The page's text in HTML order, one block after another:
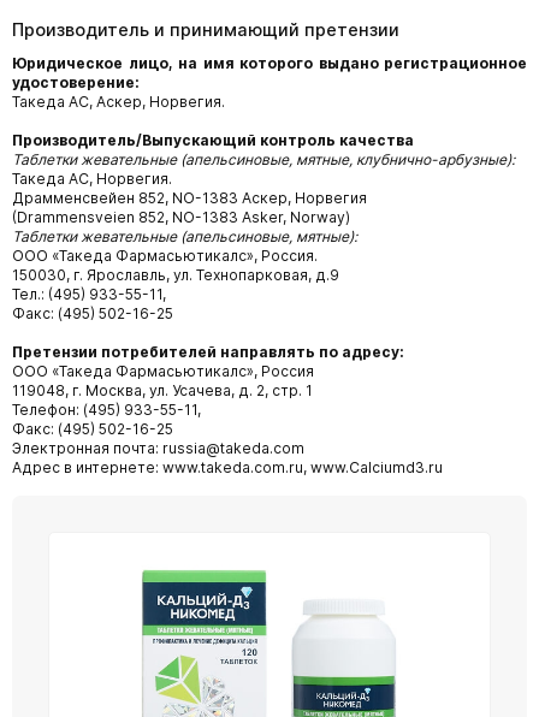
Производитель и принимающий претензии
Юридическое лицо, на имя которого выдано регистрационное
удостоверение:
Такеда АС, Аскер, Норвегия.
Производитель/Выпускающий контроль качества
Таблетки жевательные (апельсиновые, мятные, клубнично-арбузные):
Такеда АС, Норвегия.
Драмменсвейен 852, NO-1383 Аскер, Норвегия
(Drammensveien 852, NO-1383 Asker, Norway)
Таблетки жевательные (апельсиновые, мятные):
ООО «Такеда Фармасьютикалс», Россия.
150030, г. Ярославль, ул. Технопарковая, д.9
Тел.: (495) 933-55-11,
Факс: (495) 502-16-25
Претензии потребителей направлять по адресу:
ООО «Такеда Фармасьютикалс», Россия
119048, г. Москва, ул. Усачева, д. 2, стр. 1
Телефон: (495) 933-55-11,
Факс: (495) 502-16-25
Электронная почта: russia@takeda.com
Адрес в интернете: www.takeda.com.ru, www.Calciumd3.ru